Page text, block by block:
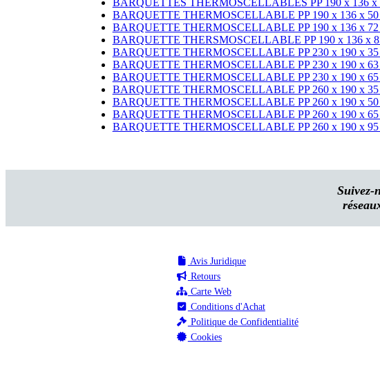
BARQUETTES THERMOSCELLABLES PP 190 x 136 x
BARQUETTE THERMOSCELLABLE PP 190 x 136 x 50
BARQUETTE THERMOSCELLABLE PP 190 x 136 x 72
BARQUETTE THERSMOSCELLABLE PP 190 x 136 x
BARQUETTE THERMOSCELLABLE PP 230 x 190 x 35
BARQUETTE THERMOSCELLABLE PP 230 x 190 x 63
BARQUETTE THERMOSCELLABLE PP 230 x 190 x 65
BARQUETTE THERMOSCELLABLE PP 260 x 190 x 35
BARQUETTE THERMOSCELLABLE PP 260 x 190 x 50
BARQUETTE THERMOSCELLABLE PP 260 x 190 x 65
BARQUETTE THERMOSCELLABLE PP 260 x 190 x 95
Suivez-
Avis Juridique
Retours
Carte Web
Conditions d'Achat
Politique de Confidentialité
Cookies